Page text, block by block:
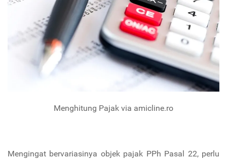
Menghitung Pajak via amicline.ro
Mengingat bervariasinya objek pajak PPh Pasal 22, perlu